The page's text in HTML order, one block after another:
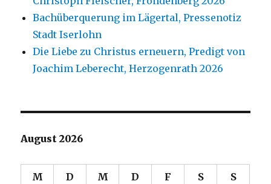
Bachüberquerung im Lägertal, Pressenotiz
Stadt Iserlohn
Die Liebe zu Christus erneuern, Predigt von
Joachim Leberecht, Herzogenrath 2026
August 2026
M D M D F S S